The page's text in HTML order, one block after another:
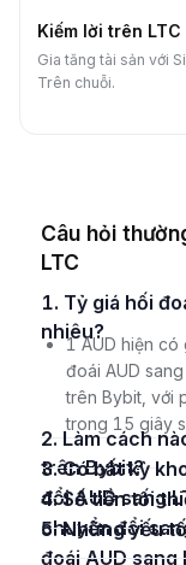
Kiếm lời trên LTC
Gia tăng tài sản với
Trên chuỗi.
Câu hỏi
LTC
1. Tỷ giá hối đoái AUD sang LTC hiện tại là bao
nhiêu?
1 AUD hiện có
đoái AUD
trên Bybit, với
trong 15 giây
2. Làm cách nào để chuyển đổi AUD sang LTC
trên Bybit?
3. Có bất kỳ khoản phí nào cho việc chuyển
đổi AUD sang
4. Số tiền tối thiểu của AUD mà tôi có thể
chuyển đổi
5. Những yếu tố nào ảnh hưởng đến tỷ giá hối
đoái AUD sang